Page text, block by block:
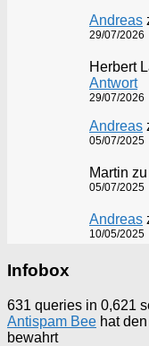
Andreas
29/07/2026
Herbert
Antwort
29/07/2026
Andreas
05/07/2025
Martin zu
05/07/2025
Andreas
10/05/2025
Infobox
631 queries in 0,621
Antispam Bee hat
bewahrt